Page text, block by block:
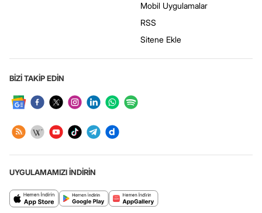
Mobil Uygulamalar
RSS
Sitene Ekle
BİZİ TAKİP EDİN
UYGULAMAMIZI İNDİRİN